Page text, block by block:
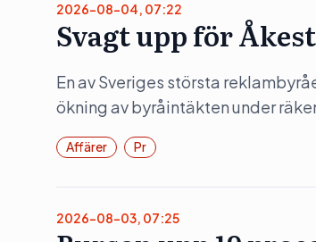
2026-08-04, 07:22
Svagt upp för
En av Sveriges största
ökning av byråintäkten under
Affärer Pr
2026-08-03, 07:25